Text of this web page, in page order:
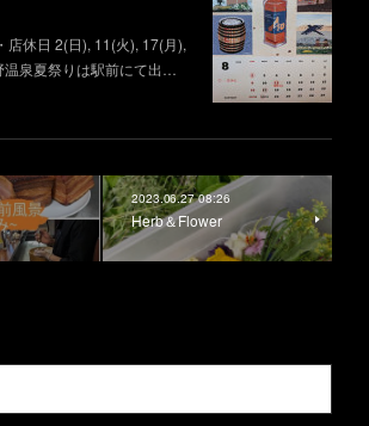
店休日 2(日), 11(火), 17(月),
泉夏祭りは駅前にて出…
2023.06.27 08:26
Herb＆Flower